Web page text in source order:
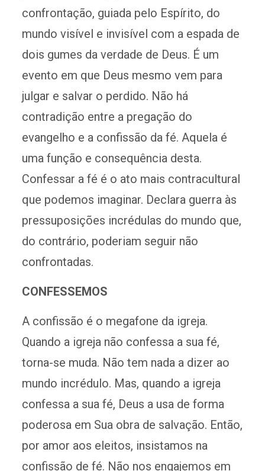
confrontação, guiada pelo Espírito, do
mundo visível e invisível com a espada de
dois gumes da verdade de Deus. É um
evento em que Deus mesmo vem para
julgar e salvar o perdido. Não há
contradição entre a pregação do
evangelho e a confissão da fé. Aquela é
uma função e consequência desta.
Confessar a fé é o ato mais contracultural
que podemos imaginar. Declara guerra às
pressuposições incrédulas do mundo que,
do contrário, poderiam seguir não
confrontadas.
CONFESSEMOS
A confissão é o megafone da igreja.
Quando a igreja não confessa a sua fé,
torna-se muda. Não tem nada a dizer ao
mundo incrédulo. Mas, quando a igreja
confessa a sua fé, Deus a usa de forma
poderosa em Sua obra de salvação. Então,
por amor aos eleitos, insistamos na
confissão de fé. Não nos engajemos em